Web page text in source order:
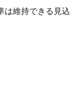
は維持できる見込